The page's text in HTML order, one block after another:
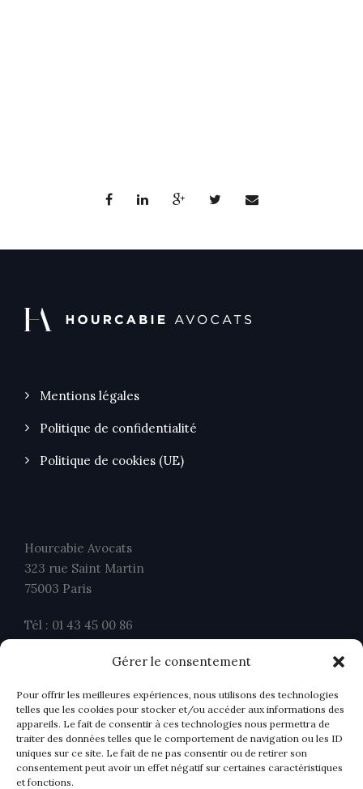
Gérer le consentement
Pour offrir les meilleures expériences, nous utilisons des technologies
telles que les cookies pour stocker et/ou accéder aux informations des
appareils. Le fait de consentir à ces technologies nous permettra de
traiter des données telles que le comportement de navigation ou les ID
uniques sur ce site. Le fait de ne pas consentir ou de retirer son
consentement peut avoir un effet négatif sur certaines caractéristiques
et fonctions.
Mentions légales
Politique de confidentialité
Politique de cookies (UE)
Hourcabie Avocats
323 rue Saint Martin
75003 Paris
Tél : 01 43 45 00 86
contact@ahavocats.fr